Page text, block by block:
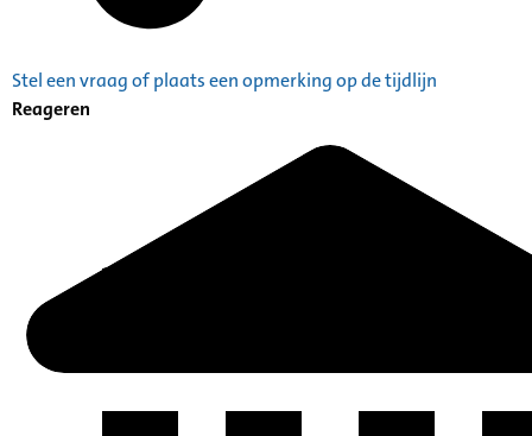
Stel een vraag of plaats een opmerking op de tijdlijn
Reageren